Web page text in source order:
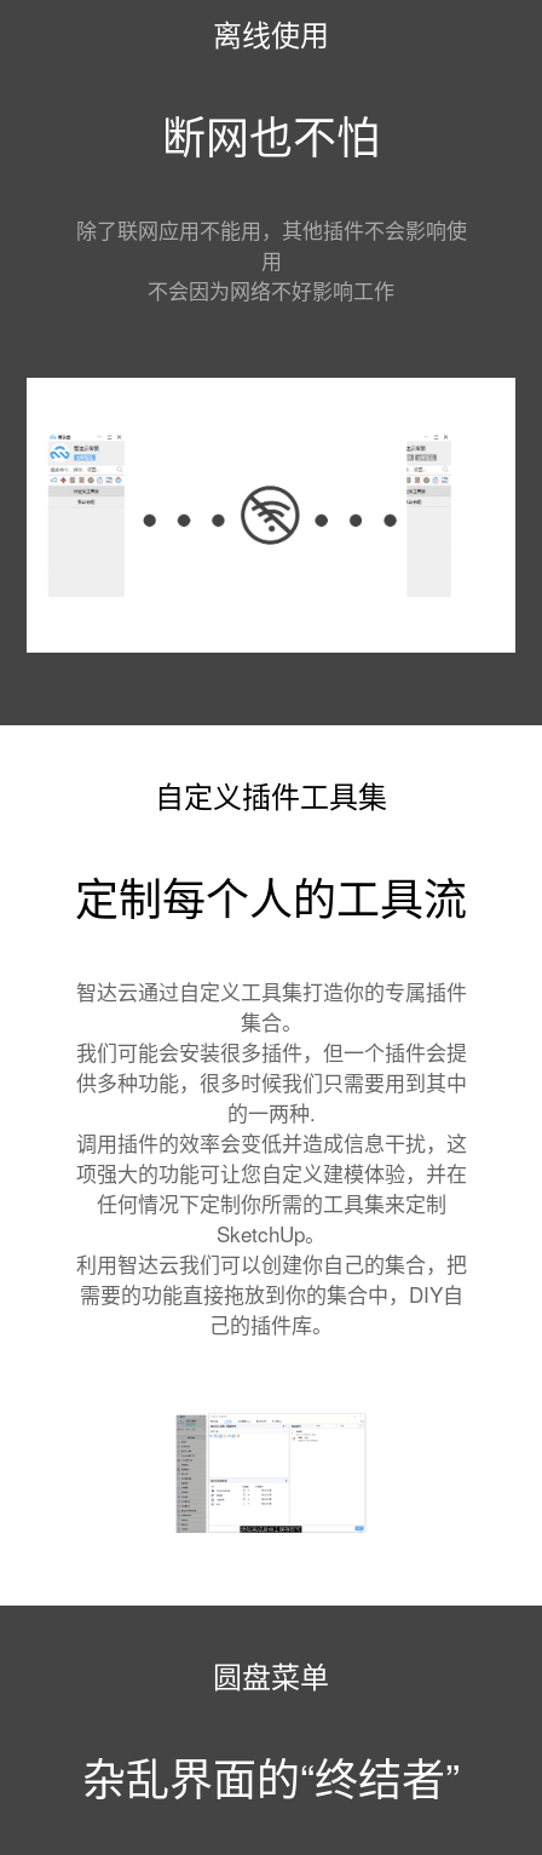
离线使用
断网也不怕
除了联网应用不能用，其他插件不会影响使
用
不会因为网络不好影响工作
自定义插件工具集
定制每个人的工具流
智达云通过自定义工具集打造你的专属插件
集合。
我们可能会安装很多插件，但一个插件会提
供多种功能，很多时候我们只需要用到其中
的一两种.
调用插件的效率会变低并造成信息干扰，这
项强大的功能可让您自定义建模体验，并在
任何情况下定制你所需的工具集来定制
SketchUp。
利用智达云我们可以创建你自己的集合，把
需要的功能直接拖放到你的集合中，DIY自
己的插件库。
圆盘菜单
杂乱界面的“终结者”